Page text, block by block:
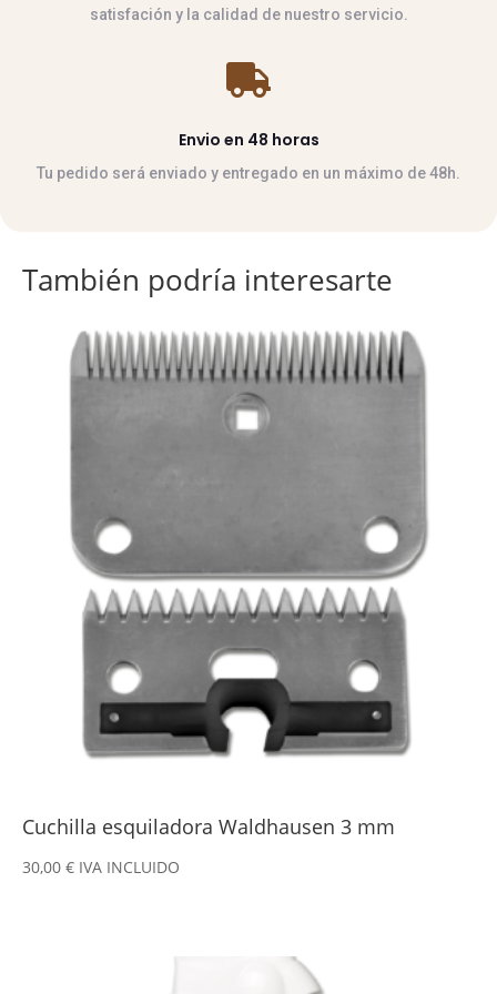
satisfación y la calidad de nuestro servicio.

Envio en 48 horas
Tu pedido será enviado y entregado en un máximo de 48h.
También podría interesarte
Cuchilla esquiladora Waldhausen 3 mm
30,00 € IVA INCLUIDO